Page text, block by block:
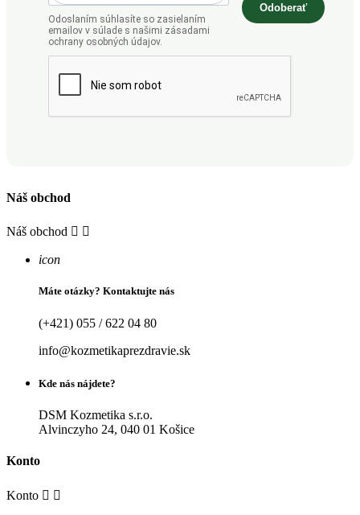
Odoslaním súhlasíte so zasielaním
emailov v súlade s našimi zásadami
ochrany osobných údajov.
Odoberať
Náš obchod
Náš obchod  
icon
Máte otázky? Kontaktujte nás
(+421) 055 / 622 04 80
info@kozmetikaprezdravie.sk
Kde nás nájdete?
DSM Kozmetika s.r.o.
Alvinczyho 24, 040 01 Košice
Konto
Konto  